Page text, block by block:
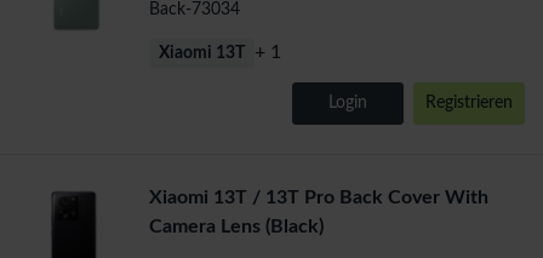
Back-73034
Xiaomi 13T + 1
Login Registrieren
Xiaomi 13T / 13T Pro Back Cover With
Camera Lens (Black)